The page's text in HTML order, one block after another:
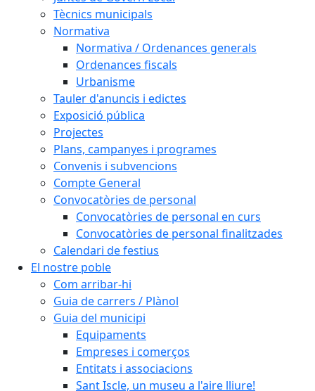
Tècnics municipals
Normativa
Normativa / Ordenances generals
Ordenances fiscals
Urbanisme
Tauler d'anuncis i edictes
Exposició pública
Projectes
Plans, campanyes i programes
Convenis i subvencions
Compte General
Convocatòries de personal
Convocatòries de personal en curs
Convocatòries de personal finalitzades
Calendari de festius
El nostre poble
Com arribar-hi
Guia de carrers / Plànol
Guia del municipi
Equipaments
Empreses i comerços
Entitats i associacions
Sant Iscle, un museu a l'aire lliure!